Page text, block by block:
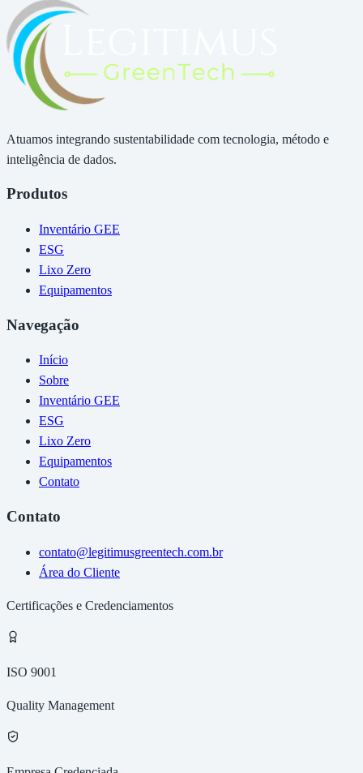
Fale com um especialista
Atuamos integrando sustentabilidade com tecnologia, método e
inteligência de dados.
Produtos
Inventário GEE
ESG
Lixo Zero
Equipamentos
Navegação
Início
Sobre
Inventário GEE
ESG
Lixo Zero
Equipamentos
Contato
Contato
contato@legitimusgreentech.com.br
Área do Cliente
Certificações e Credenciamentos
ISO 9001
Quality Management